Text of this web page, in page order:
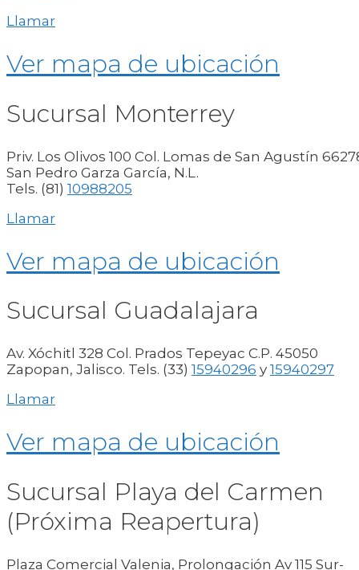
Llamar
Ver mapa de ubicación
Sucursal Monterrey
Priv. Los Olivos 100 Col. Lomas de San Agustín
San Pedro Garza García, N.L.
Tels. (81) 10988205
Llamar
Ver mapa de ubicación
Sucursal Guadalajara
Av. Xóchitl 328 Col. Prados Tepeyac C.P. 45050
Zapopan, Jalisco. Tels. (33) 15940296 y 15940297
Llamar
Ver mapa de ubicación
Sucursal Playa del Carmen
(Próxima Reapertura)
Plaza Comercial Valenia, Prolongación Av 115 Sur-